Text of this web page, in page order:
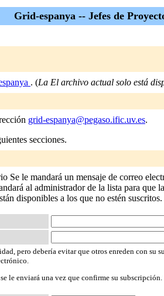
Grid-espanya -- Jefes de
. (La El archivo actual solo está
grid-espanya@pegaso.ific.uv.es.
secciones.
Se le mandará un mensaje de correo
al administrador de la lista para
disponibles a los que no estén suscritos.
pero debería evitar que otros enreden con su
le enviará una vez que confirme su